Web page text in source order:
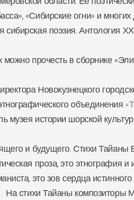
«Сибирские огни» и
поэзия. Антология ХХ
можно прочесть в сборнике
Новокузнецкого
объединения
истории шорской
и будущего. Стихи
проза, это этнография
это зов сердца
стихи Тайаны композиторы